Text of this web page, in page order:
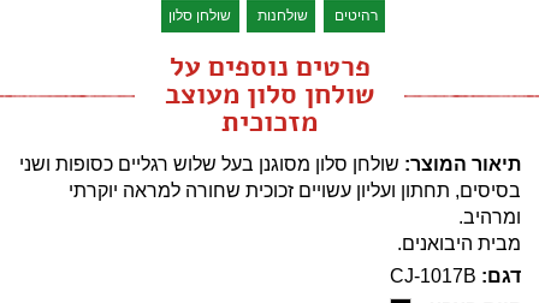
רהיטים שולחנות שולחן סלון
פרטים נוספים על
שולחן סלון מעוצב
מזכוכית
תיאור המוצר: שולחן סלון מסוגנן בעל שלוש רגליים כסופות ושני
בסיסים, תחתון ועליון עשויים זכוכית שחורה למראה יוקרתי
ומרהיב.
מבית היבואנים.
דגם: CJ-1017B